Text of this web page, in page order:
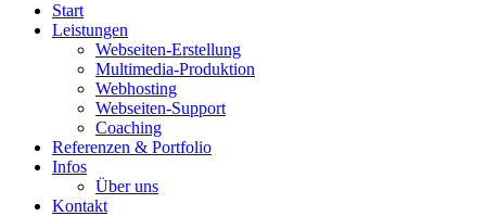
Start
Leistungen
Webseiten-Erstellung
Multimedia-Produktion
Webhosting
Webseiten-Support
Coaching
Referenzen & Portfolio
Infos
Über uns
Kontakt